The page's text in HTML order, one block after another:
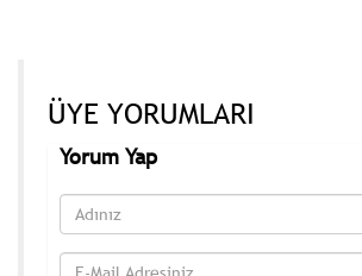
ÜYE YORUMLARI
Yorum Yap